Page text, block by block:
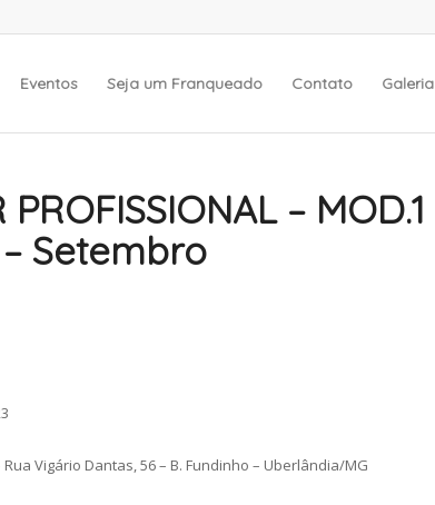
Eventos Seja um Franqueado Contato Galeria
PROFISSIONAL – MOD.1
Setembro
Rua Vigário Dantas, 56 – B. Fundinho – Uberlândia/MG